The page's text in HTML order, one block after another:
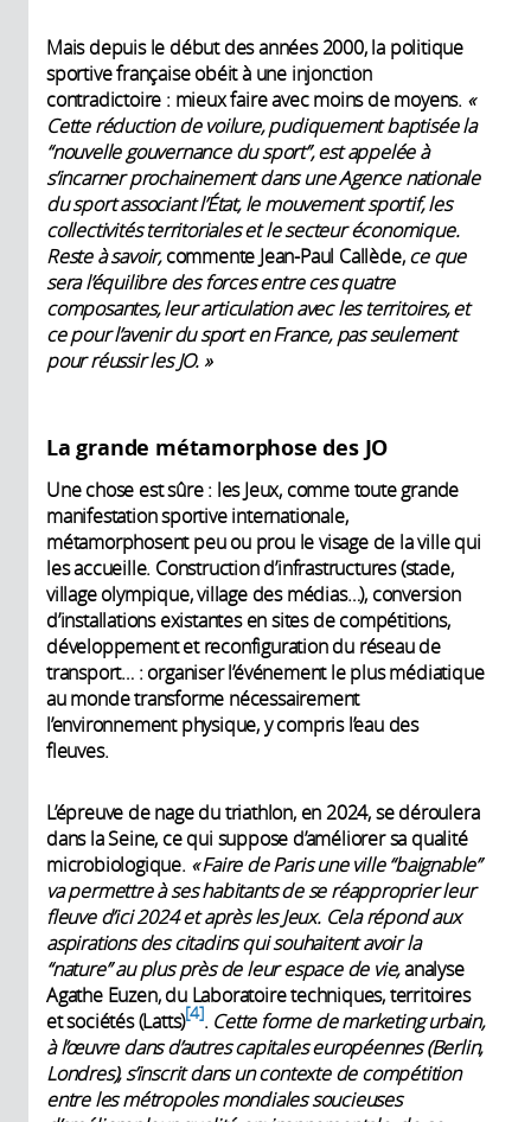
Mais depuis le début des années 2000, la politique
sportive française obéit à une injonction
contradictoire : mieux faire avec moins de moyens. «
Cette réduction de voilure, pudiquement baptisée la
“nouvelle gouvernance du sport”, est appelée à
s’incarner prochainement dans une Agence nationale
du sport associant l’État, le mouvement sportif, les
collectivités territoriales et le secteur économique.
Reste à savoir,commente Jean-Paul Callède,ce que
sera l’équilibre des forces entre ces quatre
composantes, leur articulation avec les territoires, et
ce pour l’avenir du sport en France, pas seulement
pour réussir les JO. »
La grande métamorphose des JO
Une chose est sûre : les Jeux, comme toute grande
manifestation sportive internationale,
métamorphosent peu ou prou le visage de la ville qui
les accueille. Construction d’infrastructures (stade,
village olympique, village des médias…), conversion
d’installations existantes en sites de compétitions,
développement et reconfiguration du réseau de
transport… : organiser l’événement le plus médiatique
au monde transforme nécessairement
l’environnement physique, y compris l’eau des
fleuves.
L’épreuve de nage du triathlon, en 2024, se déroulera
dans la Seine, ce qui suppose d’améliorer sa qualité
microbiologique. « Faire de Paris une ville “baignable”
va permettre à ses habitants de se réapproprier leur
fleuve d’ici 2024 et après les Jeux. Cela répond aux
aspirations des citadins qui souhaitent avoir la
“nature” au plus près de leur espace de vie,analyse
Agathe Euzen, du Laboratoire techniques, territoires
et sociétés (Latts) 4 . Cette forme de marketing urbain,
à l’œuvre dans d’autres capitales européennes (Berlin,
Londres), s’inscrit dans un contexte de compétition
entre les métropoles mondiales soucieuses